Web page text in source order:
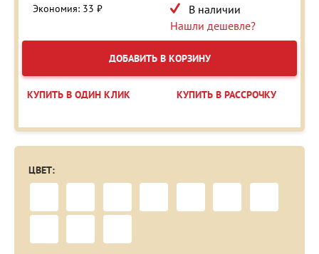
Экономия: 33 ₽
В наличии
Нашли дешевле?
ДОБАВИТЬ В КОРЗИНУ
КУПИТЬ В ОДИН КЛИК КУПИТЬ В РАССРОЧКУ
ЦВЕТ: